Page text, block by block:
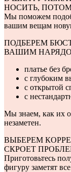
НОСИТЬ,
Мы поможем
вашим вещам
ПОДБЕРЕМ
ВАШИМ
платье без
с глубоким
с открытой
с
Мы знаем, как их
незаметен.
ВЫБЕРЕМ
СКРОЕТ
Приготовьтесь
фигуру заметят